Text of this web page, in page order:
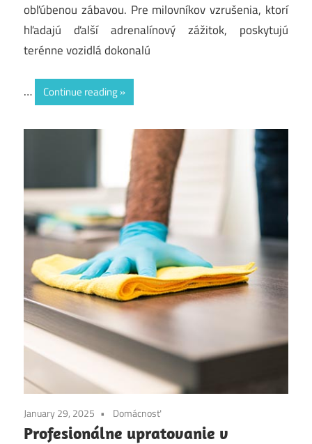
obľúbenou zábavou. Pre milovníkov vzrušenia, ktorí
hľadajú ďalší adrenalínový zážitok, poskytujú
terénne vozidlá dokonalú
… Continue reading
January 29, 2025 Domácnosť
Profesionálne upratovanie v